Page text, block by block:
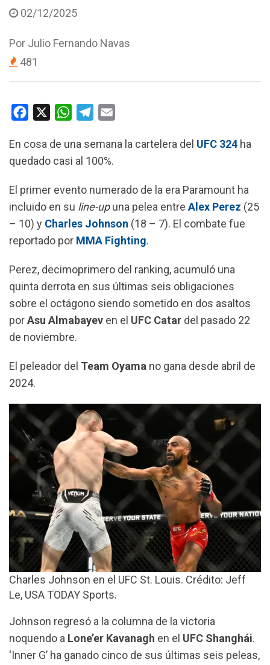
02/12/2025
Por Julio Fernando Navas
481
c
e
o
o
k
W
a
t
A
p
p
l
e
r
a
m
a
En cosa de una semana la cartelera del UFC 324 ha
quedado casi al 100%.
El primer evento numerado de la era Paramount ha
incluido en su line-upuna pelea entreAlex Perez (25
– 10) y Charles Johnson (18 – 7). El combate fue
reportado por MMA Fighting.
Perez, decimoprimero del ranking, acumuló una
quinta derrota en sus últimas seis obligaciones
sobre el octágono siendo sometido en dos asaltos
porAsu Almabayev en el UFC Catar del pasado 22
de noviembre.
El peleador del Team Oyama no gana desde abril de
2024.
Charles Johnson en el UFC St. Louis. Crédito: Jeff
Le, USA TODAY Sports.
Johnson regresó a la columna de la victoria
noquendo a Lone’er Kavanagh en el UFC Shanghái.
‘Inner G’ ha ganado cinco de sus últimas seis peleas,